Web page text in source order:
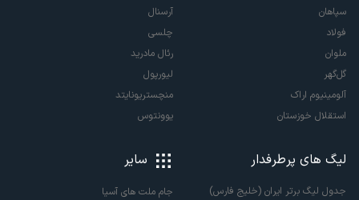
سپاهان
فولاد
ملوان
گل‌گهر
آلومینیوم اراک
استقلال خوزستان
آرسنال
چلسی
رئال مادرید
لیورپول
منچستریونایتد
یوونتوس
لیگ های پرطرفدار
جدول لیگ برتر ایران (خلیج فارس)
سایر
جام ملت های آسیا